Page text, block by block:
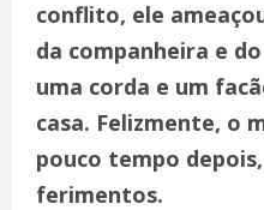
conflito, ele
da companheira e
uma corda e um
casa. Felizmente, o
pouco tempo
ferimentos.